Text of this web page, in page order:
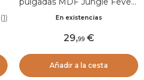
(1) En existencias
29,99
Añadir a la cesta